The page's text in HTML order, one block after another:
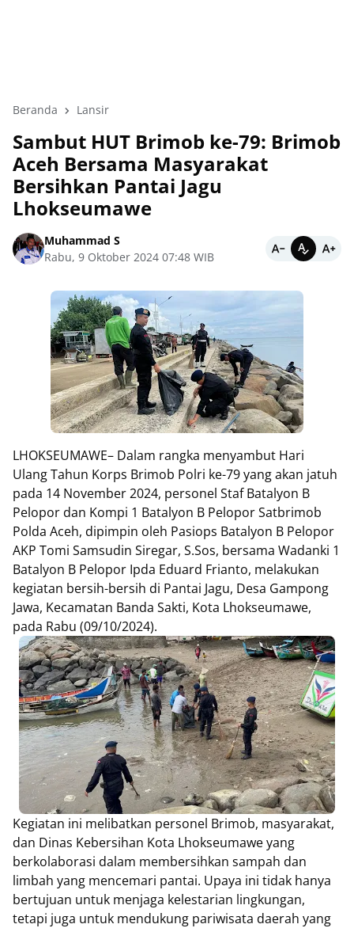
Beranda Lansir
Sambut HUT Brimob ke-79: Brimob
Aceh Bersama Masyarakat
Bersihkan Pantai Jagu
Lhokseumawe
Muhammad S
Rabu, 9 Oktober 2024 07:48 WIB
LHOKSEUMAWE– Dalam rangka menyambut Hari
Ulang Tahun Korps Brimob Polri ke-79 yang akan jatuh
pada 14 November 2024, personel Staf Batalyon B
Pelopor dan Kompi 1 Batalyon B Pelopor Satbrimob
Polda Aceh, dipimpin oleh Pasiops Batalyon B Pelopor
AKP Tomi Samsudin Siregar, S.Sos, bersama Wadanki 1
Batalyon B Pelopor Ipda Eduard Frianto, melakukan
kegiatan bersih-bersih di Pantai Jagu, Desa Gampong
Jawa, Kecamatan Banda Sakti, Kota Lhokseumawe,
pada Rabu (09/10/2024).
Kegiatan ini melibatkan personel Brimob, masyarakat,
dan Dinas Kebersihan Kota Lhokseumawe yang
berkolaborasi dalam membersihkan sampah dan
limbah yang mencemari pantai. Upaya ini tidak hanya
bertujuan untuk menjaga kelestarian lingkungan,
tetapi juga untuk mendukung pariwisata daerah yang